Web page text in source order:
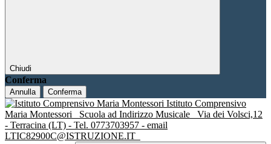
Chiudi
Conferma
Annulla Conferma
Istituto Comprensivo
Maria Montessori
Scuola ad Indirizzo Musicale
Via dei Volsci,12
- Terracina (LT) - Tel. 0773703957 - email
LTIC82900C@ISTRUZIONE.IT